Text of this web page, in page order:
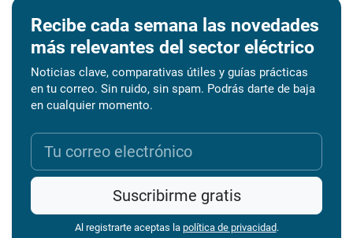
Recibe cada semana las novedades
más relevantes del sector eléctrico
Noticias clave, comparativas útiles y guías prácticas
en tu correo. Sin ruido, sin spam. Podrás darte de baja
en cualquier momento.
Suscribirme gratis
Al registrarte aceptas la política de privacidad.